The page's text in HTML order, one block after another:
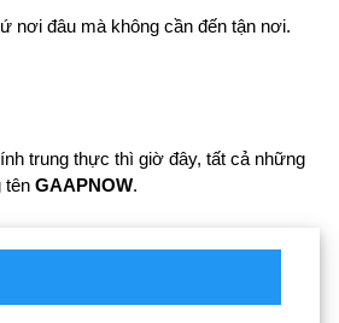
nơi đâu mà không cần đến tận nơi.
trung thực thì giờ đây, tất cả những
tên GAAPNOW.